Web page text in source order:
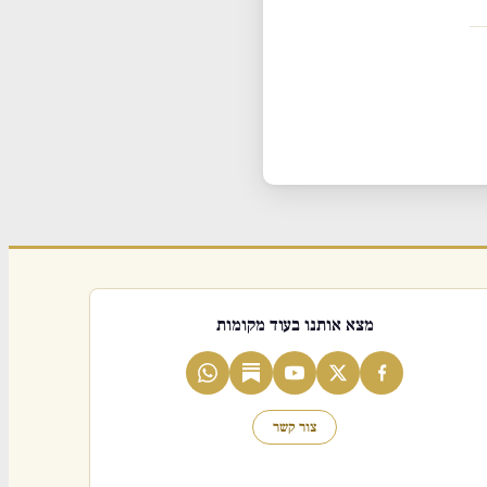
מצא אותנו בעוד מקומות
צור קשר